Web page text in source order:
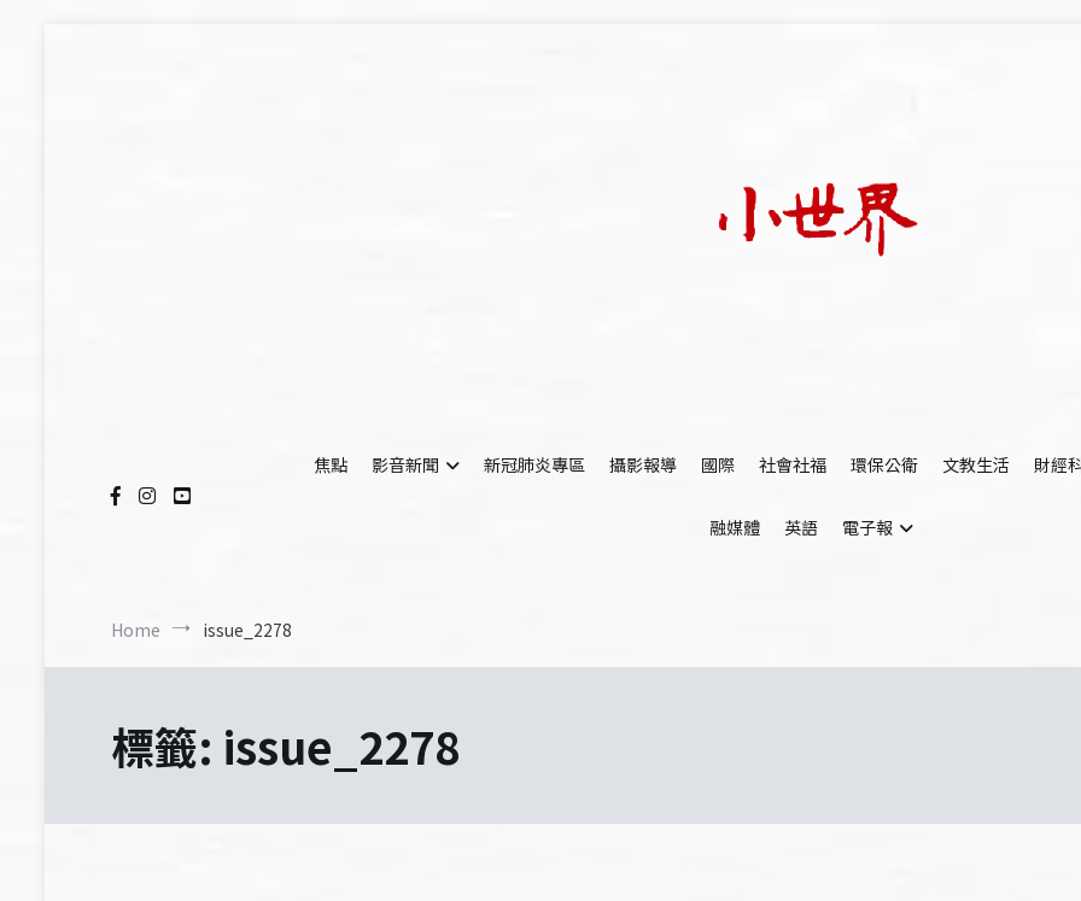
焦點
影音新聞 新冠肺炎專區 攝影報導 國際 社會社福 環保公衛 文教生活 財經
融媒體 英語 電子報
Home issue_2278
標籤: issue_2278